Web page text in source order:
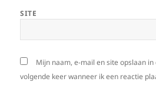
SITE
Mijn naam, e-mail en site opslaan
volgende keer wanneer ik een reactie